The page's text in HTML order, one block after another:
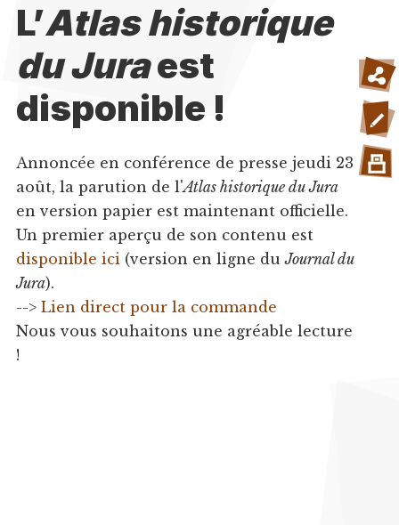
L’Atlas historique
du Juraest
disponible !
Annoncée en conférence de presse jeudi 23
août, la parution de l'Atlas historique du Jura
en version papier est maintenant officielle.
Un premier aperçu de son contenu est
disponible ici(version en ligne duJournal du
Jura).
--> Lien direct pour la commande
Nous vous souhaitons une agréable lecture
!